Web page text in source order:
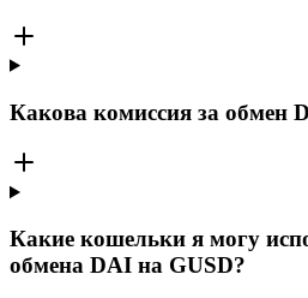
Какова комиссия за обмен
Какие кошельки я могу
обмена DAI на GUSD?